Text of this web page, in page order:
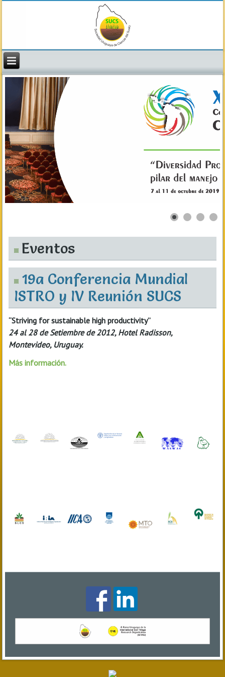
Eventos
19a Conferencia Mundial
ISTRO y IV Reunión SUCS
“Striving for sustainable high productivity”
24 al 28 de Setiembre de 2012, Hotel Radisson,
Montevideo, Uruguay.
Más información.